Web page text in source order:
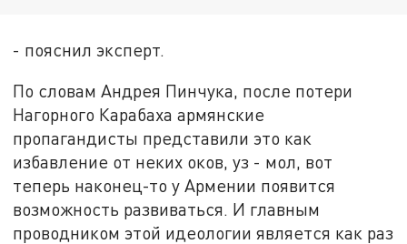
- пояснил эксперт.
По словам Андрея Пинчука, после потери
Нагорного Карабаха армянские
пропагандисты представили это как
избавление от неких оков, уз - мол, вот
теперь наконец-то у Армении появится
возможность развиваться. И главным
проводником этой идеологии является как раз